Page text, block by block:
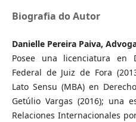
Biografia do Autor
Danielle Pereira Paiva,
Posee una licenciatura en
Federal de Juiz de Fora
Lato Sensu (MBA) en
Getúlio Vargas (2016); una
Relaciones Internacionales